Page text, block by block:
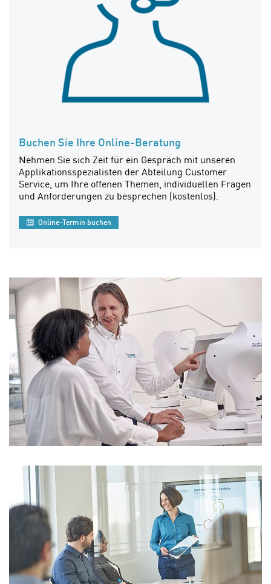
Buchen Sie Ihre Online-Beratung
Nehmen Sie sich Zeit für ein Gespräch mit unseren
Applikationsspezialisten der Abteilung Customer
Service, um Ihre offenen Themen, individuellen Fragen
und Anforderungen zu besprechen (kostenlos).
Online-Termin buchen